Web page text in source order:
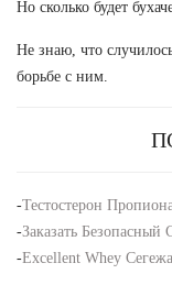
Но сколько будет
Не знаю, что
борьбе с ним.
-Тестостерон
-Заказать Безопасный
-Excellent Whey Сегежа